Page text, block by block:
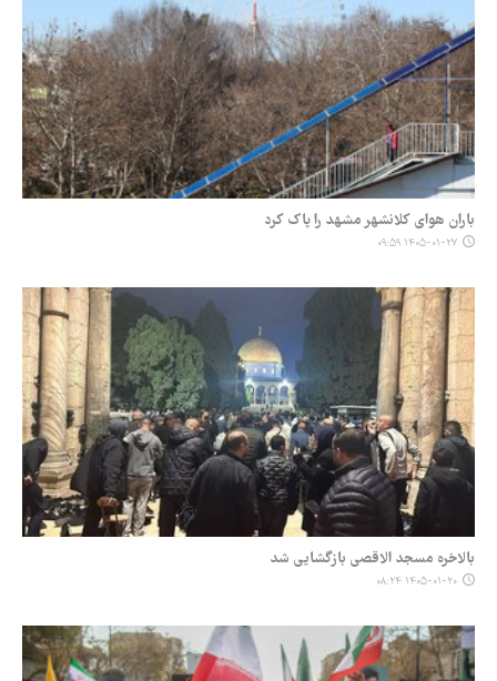
باران هوای کلانشهر مشهد را پاک کرد
۱۴۰۵-۰۱-۲۷ ۰۹:۵۹
بالاخره مسجد الاقصی بازگشایی شد
۱۴۰۵-۰۱-۲۰ ۰۸:۲۴